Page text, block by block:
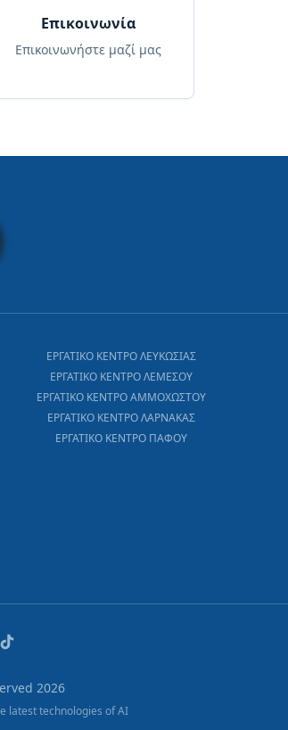
Επικοινωνία
Επικοινωνήστε μαζί μας
ΕΡΓΑΤΙΚΟ ΚΕΝΤΡΟ ΛΕΥΚΩΣΙΑΣ
ΕΡΓΑΤΙΚΟ ΚΕΝΤΡΟ ΛΕΜΕΣΟΥ
ΕΡΓΑΤΙΚΟ ΚΕΝΤΡΟ ΑΜΜΟΧΩΣΤΟΥ
ΕΡΓΑΤΙΚΟ ΚΕΝΤΡΟ ΛΑΡΝΑΚΑΣ
ΕΡΓΑΤΙΚΟ ΚΕΝΤΡΟ ΠΑΦΟΥ
2026
latest technologies of AI